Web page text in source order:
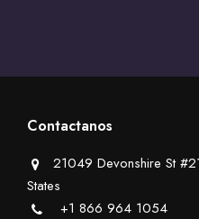
Contactanos
21049 Devonshire St
States
+1 866 964 1054